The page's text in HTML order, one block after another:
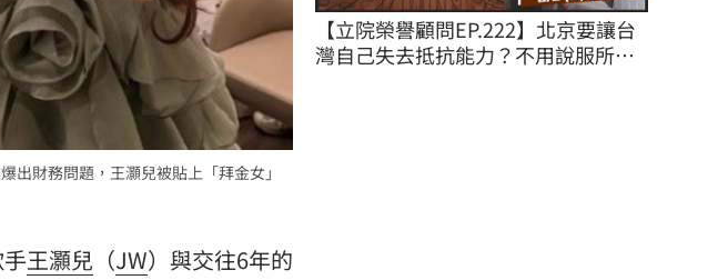
財務問題，王灝兒被貼上「拜金女」
王灝兒 （JW）與交往6年的
【立院榮譽顧問EP.222】北京要讓台
灣自己失去抵抗能力？不用說服所有